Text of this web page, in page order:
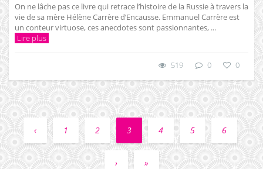
On ne lâche pas ce livre qui retrace l’histoire de la Russie à travers la
vie de sa mère Hélène Carrère d’Encausse. Emmanuel Carrère est
un conteur virtuose, ces anecdotes sont passionnantes, ...
Lire plus
519 0 0
‹ 1 2 3 4 5 6
› »